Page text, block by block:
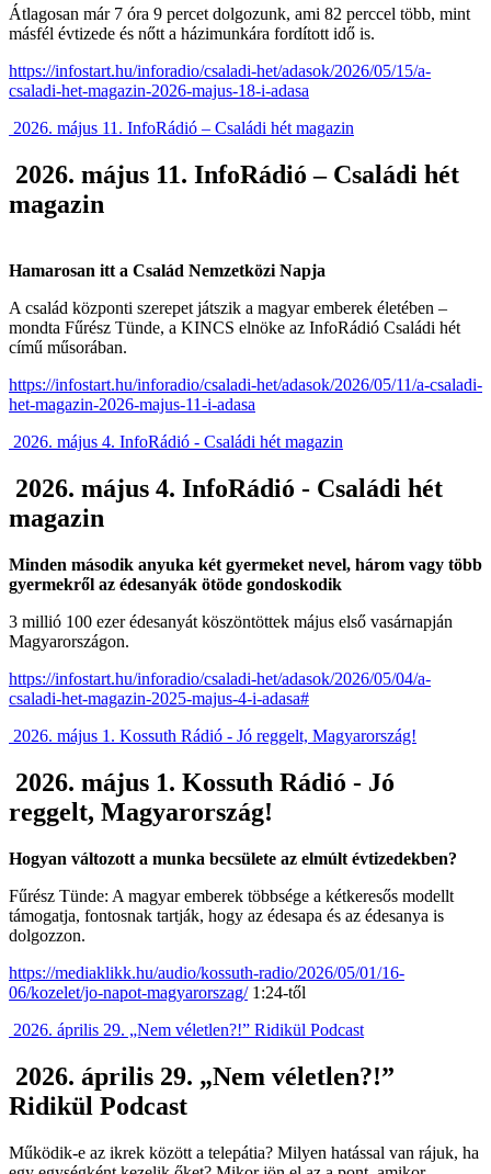
Átlagosan már 7 óra 9 percet dolgozunk, ami 82 perccel több, mint
másfél évtizede és nőtt a házimunkára fordított idő is.
https://infostart.hu/inforadio/csaladi-het/adasok/2026/05/15/a-
csaladi-het-magazin-2026-majus-18-i-adasa
2026. május 11. InfoRádió – Családi hét magazin
2026. május 11. InfoRádió – Családi hét
magazin
Hamarosan itt a Család Nemzetközi Napja
A család központi szerepet játszik a magyar emberek életében –
mondta Fűrész Tünde, a KINCS elnöke az InfoRádió Családi hét
című műsorában.
https://infostart.hu/inforadio/csaladi-het/adasok/2026/05/11/a-csaladi-
het-magazin-2026-majus-11-i-adasa
2026. május 4. InfoRádió - Családi hét magazin
2026. május 4. InfoRádió - Családi hét
magazin
Minden második anyuka két gyermeket nevel, három vagy több
gyermekről az édesanyák ötöde gondoskodik
3 millió 100 ezer édesanyát köszöntöttek május első vasárnapján
Magyarországon.
https://infostart.hu/inforadio/csaladi-het/adasok/2026/05/04/a-
csaladi-het-magazin-2025-majus-4-i-adasa#
2026. május 1. Kossuth Rádió - Jó reggelt, Magyarország!
2026. május 1. Kossuth Rádió - Jó
reggelt, Magyarország!
Hogyan változott a munka becsülete az elmúlt évtizedekben?
Fűrész Tünde: A magyar emberek többsége a kétkeresős modellt
támogatja, fontosnak tartják, hogy az édesapa és az édesanya is
dolgozzon.
https://mediaklikk.hu/audio/kossuth-radio/2026/05/01/16-
06/kozelet/jo-napot-magyarorszag/1:24-től
2026. április 29. „Nem véletlen?!” Ridikül Podcast
2026. április 29. „Nem véletlen?!”
Ridikül Podcast
Működik-e az ikrek között a telepátia? Milyen hatással van rájuk, ha